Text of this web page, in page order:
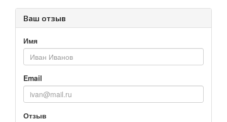
Ваш отзыв
Имя
Email
Отзыв